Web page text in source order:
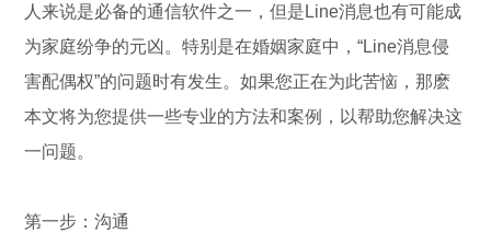
人来说是必备的通信软件之一，但是Line消息也有可能成
为家庭纷争的元凶。特别是在婚姻家庭中，“Line消息侵
害配偶权”的问题时有发生。如果您正在为此苦恼，那麽
本文将为您提供一些专业的方法和案例，以帮助您解决这
一问题。
第一步：沟通